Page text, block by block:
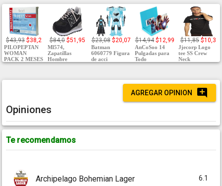
$43,93 $38,2
PILOPEPTAN
WOMAN
PACK 2 MESES
$84,0 $51,95
Ml574,
Zapatillas
Hombre
$23,08 $20,07
Batman
6060779 Figura
de acci
$14,94 $12,99
AnCoSoo 14
Pulgadas para
Todo
$11,85 $10,3
Jjecorp Logo
tee SS Crew
Neck
AGREGAR OPINION
Opiniones
Te recomendamos
Archipelago Bohemian Lager 6.1